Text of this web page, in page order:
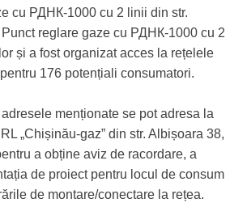
cu РДНК-1000 cu 2 linii din str.
rеglаrе gaze сu РДНК-1000 cu 2
și а fost organizat acces la rețelele
176 potențiali consumatori.
menționate se pot adresa la
„Chișinău-gaz” din str. Albișoara 38,
а obține aviz de racordare, а
de proiect pentru locul de consum
de montare/соnесtаrе la rețea.